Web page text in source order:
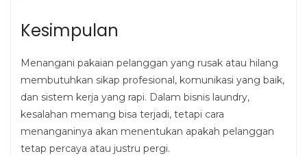
Kesimpulan
Menangani pakaian pelanggan yang rusak atau hilang
membutuhkan sikap profesional, komunikasi yang baik,
dan sistem kerja yang rapi. Dalam bisnis laundry,
kesalahan memang bisa terjadi, tetapi cara
menanganinya akan menentukan apakah pelanggan
tetap percaya atau justru pergi.